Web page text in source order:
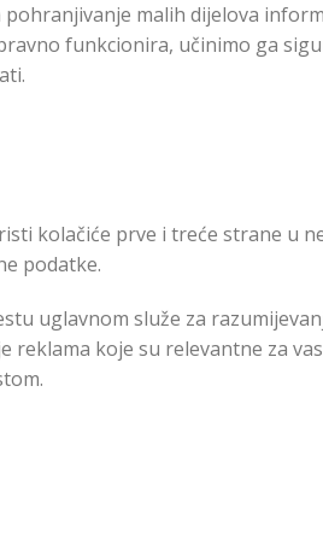
malih dijelova
funkcionira, učinimo ga
kolačiće prve i treće strane u
podatke.
uglavnom služe za
koje su relevantne za